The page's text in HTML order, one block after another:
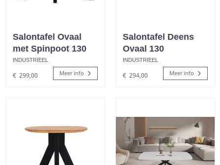
Salontafel Ovaal
met Spinpoot 130
INDUSTRIEEL
€ 299,00 Meer info
Salontafel Deens
Ovaal 130
INDUSTRIEEL
€ 294,00 Meer info